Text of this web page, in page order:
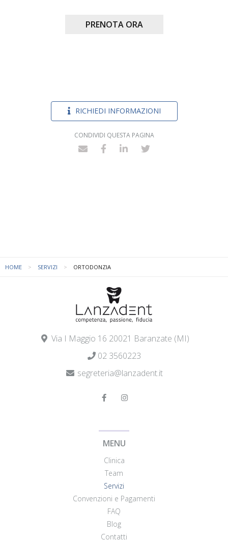
PRENOTA ORA
RICHIEDI INFORMAZIONI
CONDIVIDI QUESTA PAGINA
HOME SERVIZI ORTODONZIA
Via I Maggio 16 20021 Baranzate (MI)
02 3560223
segreteria@lanzadent.it
MENU
Clinica
Team
Servizi
Convenzioni e Pagamenti
FAQ
Blog
Contatti